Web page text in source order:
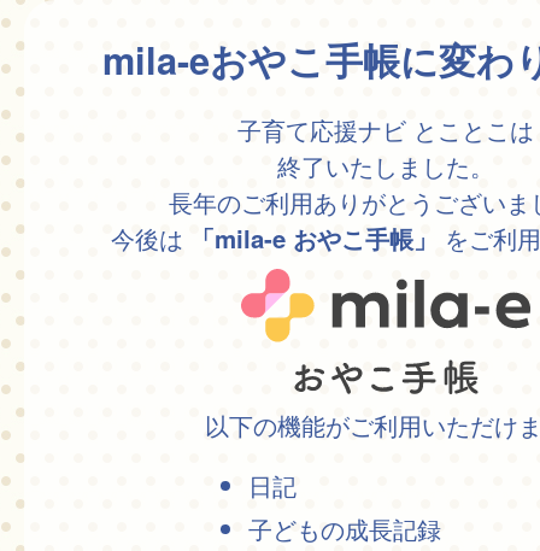
mila-eおやこ手帳に変わ
子育て応援ナビ とことこは
終了いたしました。
長年のご利用ありがとうございま
今後は
「mila-e おやこ手帳」 をご利
以下の機能がご利用いただけ
日記
子どもの成長記録